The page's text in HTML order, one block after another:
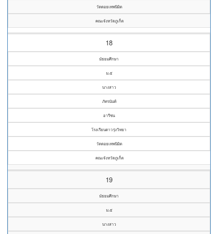
วัดดอยเทพนิมิต
คณะจังหวัดภูเก็ต
18
มัธยมศึกษา
ม.๕
นางสาว
ภัทรนันท์
อารีชน
โรงเรียนดาวรุ่งวิทยา
วัดดอยเทพนิมิต
คณะจังหวัดภูเก็ต
19
มัธยมศึกษา
ม.๕
นางสาว